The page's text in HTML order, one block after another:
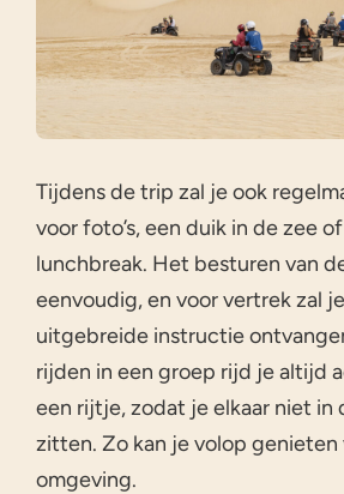
Tijdens de trip zal je ook
voor foto’s, een duik in de zee
lunchbreak. Het besturen van
eenvoudig, en voor vertrek zal
uitgebreide instructie
rijden in een groep rijd je altijd
een rijtje, zodat je elkaar niet in
zitten. Zo kan je volop genieten
omgeving.